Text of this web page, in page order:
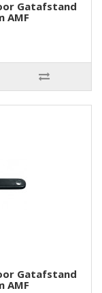
Gatafstand
AMF
Gatafstand
AMF